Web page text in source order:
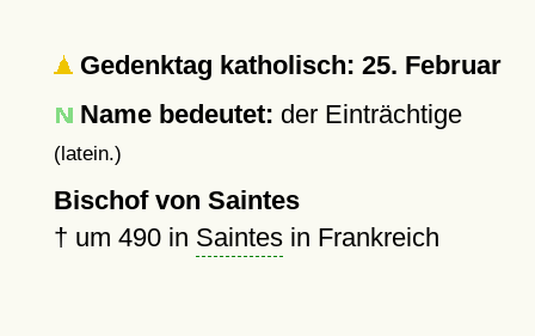
Gedenktag katholisch: 25. Februar
Name bedeutet: der Einträchtige
(latein.)
Bischof von Saintes
† um 490in Saintesin Frankreich